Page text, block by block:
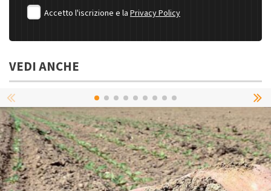
Accetto l'iscrizione e la Privacy Policy
VEDI ANCHE